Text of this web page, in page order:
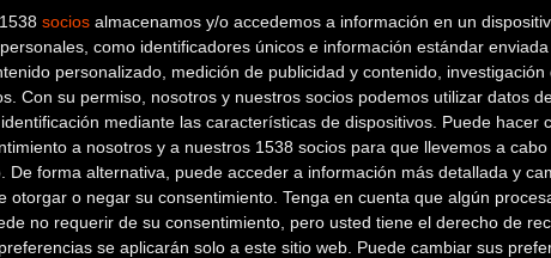
socios almacenamos y/o accedemos a información en un
como identificadores únicos e información estándar
personalizado, medición de publicidad y contenido, investigación
Con su permiso, nosotros y nuestros socios podemos utilizar datos
mediante las características de dispositivos. Puede hacer
a nosotros y a nuestros 1538 socios para que llevemos a
De forma alternativa, puede acceder a información más detallada y
otorgar o negar su consentimiento. Tenga en cuenta que algún
no requerir de su consentimiento, pero usted tiene el derecho de
se aplicarán solo a este sitio web. Puede cambiar sus